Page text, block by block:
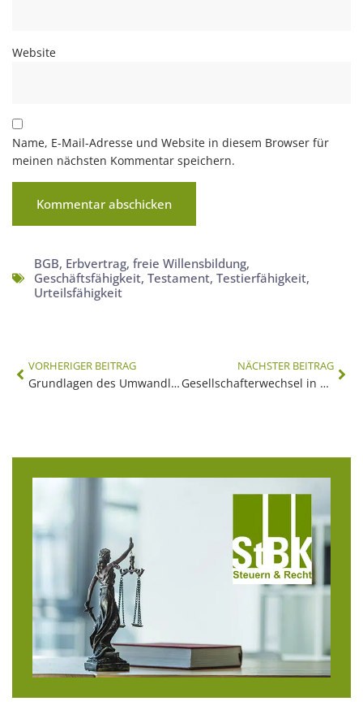
Website
Name, E-Mail-Adresse und Website in diesem Browser für
meinen nächsten Kommentar speichern.
BGB, Erbvertrag, freie Willensbildung,
Geschäftsfähigkeit, Testament, Testierfähigkeit,
Urteilsfähigkeit
VORHERIGER BEITRAG
Grundlagen des Umwandlungssteuerrechts
NÄCHSTER BEITRAG
Gesellschafterwechsel in der Aktiengesellschaft (AG)